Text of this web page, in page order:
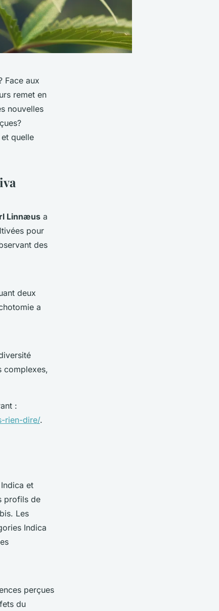
Face aux
remet en
nouvelles
quelle
Linnæus a
pour
des
deux
a
complexes,
:
rien-dire/.
et
profils de
Les
Indica
perçues
du